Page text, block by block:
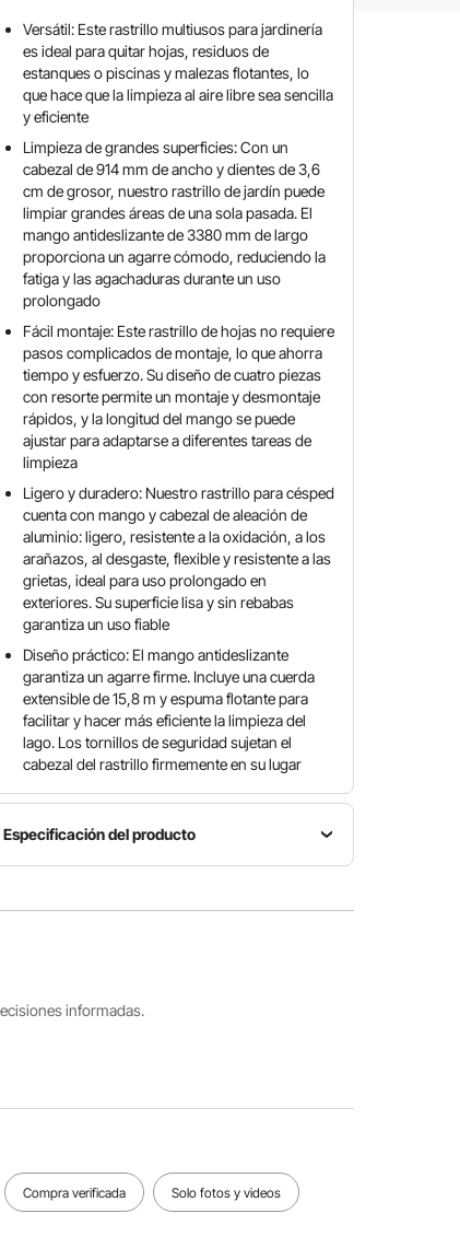
Versátil: Este rastrillo multiusos para jardinería
es ideal para quitar hojas, residuos de
estanques o piscinas y malezas flotantes, lo
que hace que la limpieza al aire libre sea sencilla
y eficiente
Limpieza de grandes superficies: Con un
cabezal de 914 mm de ancho y dientes de 3,6
cm de grosor, nuestro rastrillo de jardín puede
limpiar grandes áreas de una sola pasada. El
mango antideslizante de 3380 mm de largo
proporciona un agarre cómodo, reduciendo la
fatiga y las agachaduras durante un uso
prolongado
Fácil montaje: Este rastrillo de hojas no requiere
pasos complicados de montaje, lo que ahorra
tiempo y esfuerzo. Su diseño de cuatro piezas
con resorte permite un montaje y desmontaje
rápidos, y la longitud del mango se puede
ajustar para adaptarse a diferentes tareas de
limpieza
Ligero y duradero: Nuestro rastrillo para césped
cuenta con mango y cabezal de aleación de
aluminio: ligero, resistente a la oxidación, a los
arañazos, al desgaste, flexible y resistente a las
grietas, ideal para uso prolongado en
exteriores. Su superficie lisa y sin rebabas
garantiza un uso fiable
Diseño práctico: El mango antideslizante
garantiza un agarre firme. Incluye una cuerda
extensible de 15,8 m y espuma flotante para
facilitar y hacer más eficiente la limpieza del
lago. Los tornillos de seguridad sujetan el
cabezal del rastrillo firmemente en su lugar
Especificación del producto
Número
del
3380 mm
mm
principal
EVA
informadas.
Compra verificada Solo fotos y videos